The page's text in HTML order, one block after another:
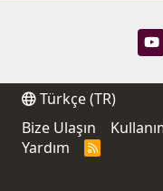
Türkçe (TR)
Bize Ulaşın
Yardım
R